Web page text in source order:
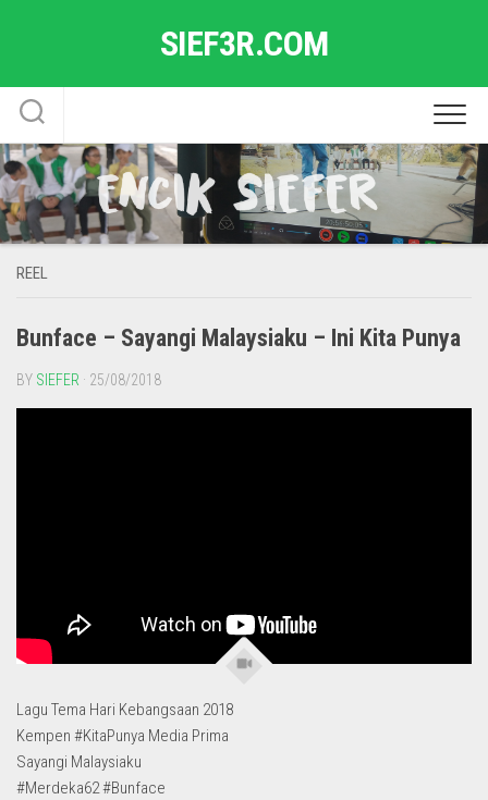
SIEF3R.COM
REEL
Bunface – Sayangi Malaysiaku – Ini Kita Punya
BY SIEFER · 25/08/2018
Lagu Tema Hari Kebangsaan 2018
Kempen #KitaPunya Media Prima
Sayangi Malaysiaku
#Merdeka62 #Bunface